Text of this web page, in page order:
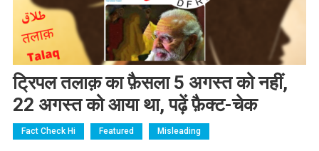
ट्रिपल तलाक़ का फ़ैसला 5 अगस्त को नहीं,
22 अगस्त को आया था, पढ़ें फ़ैक्ट-चेक
Fact Check Hi Featured Misleading